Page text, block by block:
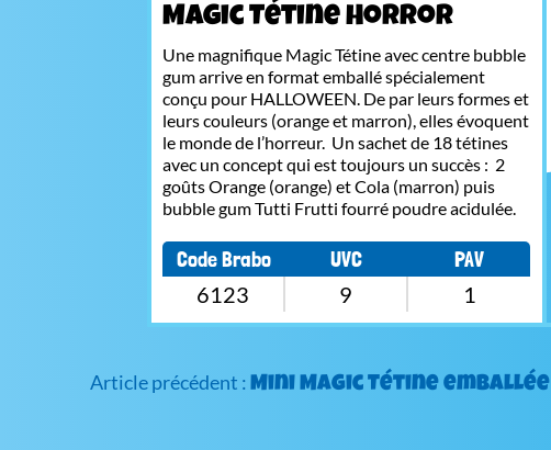
Magic Tétine Horror
Une magnifique Magic Tétine avec centre bubble
gum arrive en format emballé spécialement
conçu pour HALLOWEEN. De par leurs formes et
leurs couleurs (orange et marron), elles évoquent
le monde de l’horreur. Un sachet de 18 tétines
avec un concept qui est toujours un succès : 2
goûts Orange (orange) et Cola (marron) puis
bubble gum Tutti Frutti fourré poudre acidulée.
Code Brabo UVC
PAV
6123
9 1
NavigationMini Magic Tétine emballée